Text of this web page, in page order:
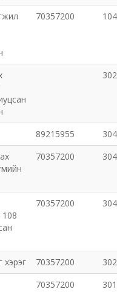
70357200 104
302
89215955
304
70357200 304
70357200 304
хэрэг 70357200
302
70357200 301